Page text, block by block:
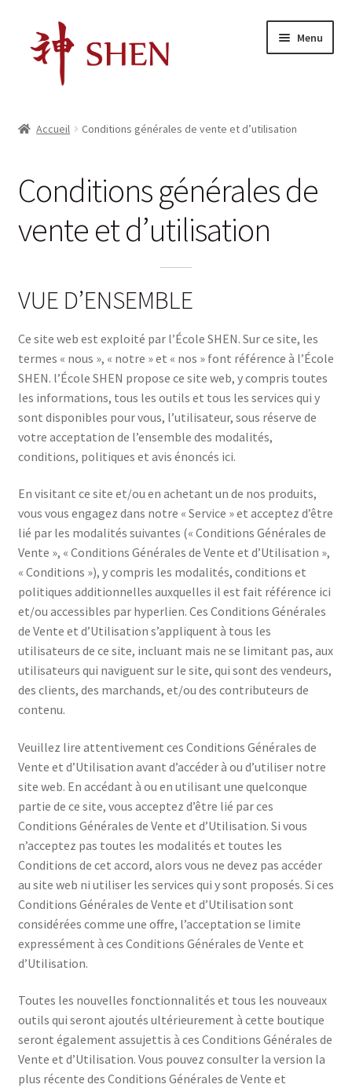
Aller
navigation
Aller
contenu
Menu
menu
enfant
Points d’acupuncture
Qi Gong
Accueil Conditions générales de vente et d’utilisation
Conditions générales de
vente et d’utilisation
VUE D’ENSEMBLE
Ce site web est exploité par l’École SHEN. Sur ce site, les
termes « nous », « notre » et « nos » font référence à l’École
SHEN. l’École SHEN propose ce site web, y compris toutes
les informations, tous les outils et tous les services qui y
sont disponibles pour vous, l’utilisateur, sous réserve de
votre acceptation de l’ensemble des modalités,
conditions, politiques et avis énoncés ici.
En visitant ce site et/ou en achetant un de nos produits,
vous vous engagez dans notre « Service » et acceptez d’être
lié par les modalités suivantes (« Conditions Générales de
Vente », « Conditions Générales de Vente et d’Utilisation »,
« Conditions »), y compris les modalités, conditions et
politiques additionnelles auxquelles il est fait référence ici
et/ou accessibles par hyperlien. Ces Conditions Générales
de Vente et d’Utilisation s’appliquent à tous les
utilisateurs de ce site, incluant mais ne se limitant pas, aux
utilisateurs qui naviguent sur le site, qui sont des vendeurs,
des clients, des marchands, et/ou des contributeurs de
contenu.
Veuillez lire attentivement ces Conditions Générales de
Vente et d’Utilisation avant d’accéder à ou d’utiliser notre
site web. En accédant à ou en utilisant une quelconque
partie de ce site, vous acceptez d’être lié par ces
Conditions Générales de Vente et d’Utilisation. Si vous
n’acceptez pas toutes les modalités et toutes les
Conditions de cet accord, alors vous ne devez pas accéder
au site web ni utiliser les services qui y sont proposés. Si ces
Conditions Générales de Vente et d’Utilisation sont
considérées comme une offre, l’acceptation se limite
expressément à ces Conditions Générales de Vente et
d’Utilisation.
Toutes les nouvelles fonctionnalités et tous les nouveaux
outils qui seront ajoutés ultérieurement à cette boutique
seront également assujettis à ces Conditions Générales de
Vente et d’Utilisation. Vous pouvez consulter la version la
plus récente des Conditions Générales de Vente et